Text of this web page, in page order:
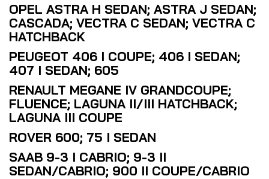
OPEL ASTRA H SEDAN; ASTRA J SEDAN;
CASCADA; VECTRA C SEDAN; VECTRA C
HATCHBACK
PEUGEOT 406 I COUPE; 406 I SEDAN;
407 I SEDAN; 605
RENAULT MEGANE IV GRANDCOUPE;
FLUENCE; LAGUNA II/III HATCHBACK;
LAGUNA III COUPE
ROVER 600; 75 I SEDAN
SAAB 9-3 I CABRIO; 9-3 II
SEDAN/CABRIO; 900 II COUPE/CABRIO